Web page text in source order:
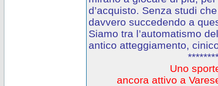
d’acquisto. Senza studi
davvero succedendo a
Siamo tra l’automatismo
antico atteggiamento,
Uno
ancora attivo a